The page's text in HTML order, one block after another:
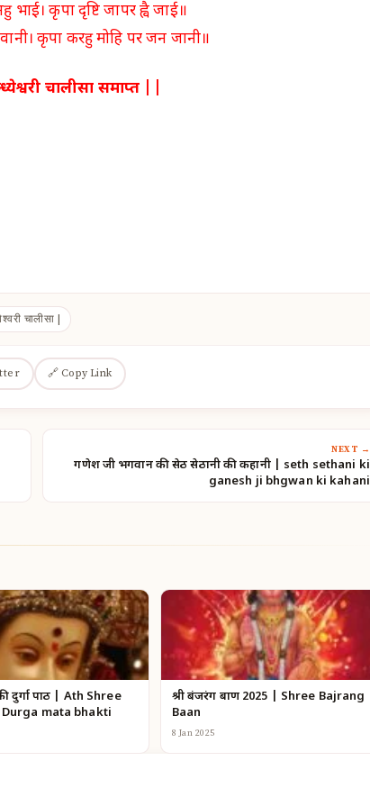
कृपा दृष्टि जापर ह्वै जाई॥
कृपा करहु मोहि पर जन जानी॥
चालीसा समाप्त ||
चालीसा |
🔗 Copy Link
NEXT →
गणेश जी भगवान की सेठ सेठानी की कहानी | seth sethani ki
ganesh ji bhgwan ki kahani
दुर्गा पाठ | Ath Shree
mata bhakti
श्री बंजरंग बाण 2025 | Shree Bajrang
Baan
8 Jan 2025